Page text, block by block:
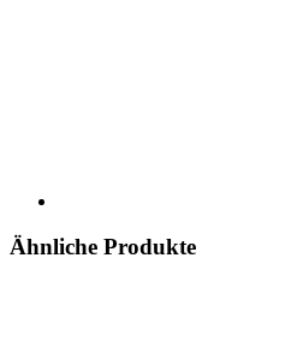
Ähnliche Produkte